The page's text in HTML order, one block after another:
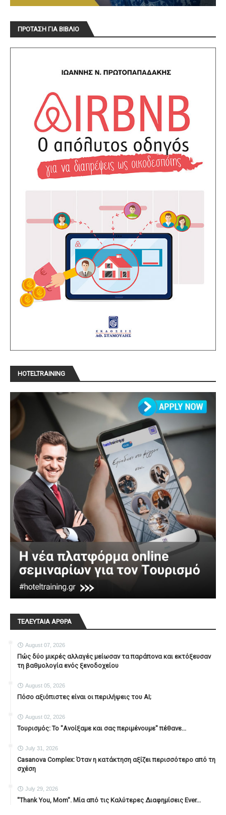
ΠΡΟΤΑΣΗ ΓΙΑ ΒΙΒΛΙΟ
HOTELTRAINING
ΤΕΛΕΥΤΑΙΑ ΑΡΘΡΑ
August 07, 2026
Πώς δύο μικρές αλλαγές μείωσαν τα παράπονα και εκτόξευσαν
τη βαθμολογία ενός ξενοδοχείου
August 05, 2026
Πόσο αξιόπιστες είναι οι περιλήψεις του ΑΙ;
August 02, 2026
Τουρισμός: Το "Ανοίξαμε και σας περιμένουμε" πέθανε...
July 31, 2026
Casanova Complex: Όταν η κατάκτηση αξίζει περισσότερο από τη
σχέση
July 29, 2026
"Thank You, Mοm". Μία από τις Καλύτερες Διαφημίσεις Ever...